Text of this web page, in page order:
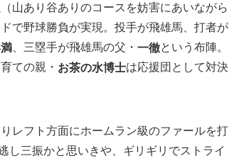
（山あり谷ありのコースを妨害にあいながら
で野球勝負が実現。投手が飛雄馬、打者が
、三塁手が飛雄馬の父・ 一徹という布陣。
ての親・ お茶の水博士は応援団として対決
レフト方面にホームラン級のファールを打
し三振かと思いきや、ギリギリでストライ